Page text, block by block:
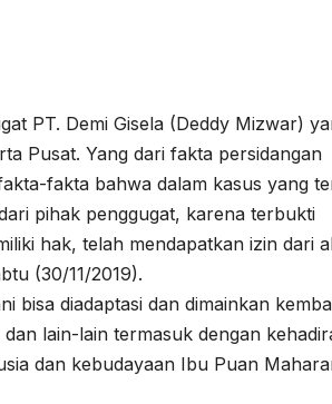
PT. Demi Gisela (Deddy Mizwar)
Pusat. Yang dari fakta persidangan
fakta bahwa dalam kasus yang
pihak penggugat, karena terbukti
hak, telah mendapatkan izin dari
(30/11/2019).
bisa diadaptasi dan dimainkan
lain-lain termasuk dengan
dan kebudayaan Ibu Puan